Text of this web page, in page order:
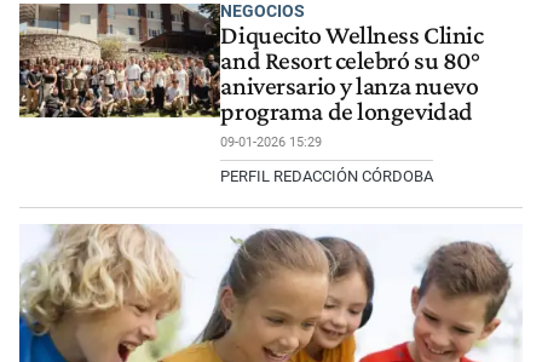
NEGOCIOS
Diquecito Wellness Clinic
and Resort celebró su 80°
aniversario y lanza nuevo
programa de longevidad
09-01-2026 15:29
PERFIL REDACCIÓN CÓRDOBA